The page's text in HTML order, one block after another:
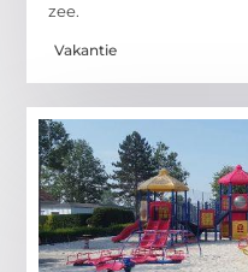
zee.
Vakantie